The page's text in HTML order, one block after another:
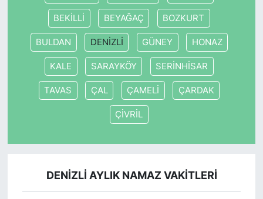
BEKİLLİ BEYAĞAÇ BOZKURT
BULDAN DENİZLİ GÜNEY HONAZ
KALE SARAYKÖY SERİNHİSAR
TAVAS ÇAL ÇAMELİ ÇARDAK
ÇİVRİL
DENİZLİ AYLIK NAMAZ VAKITLERI